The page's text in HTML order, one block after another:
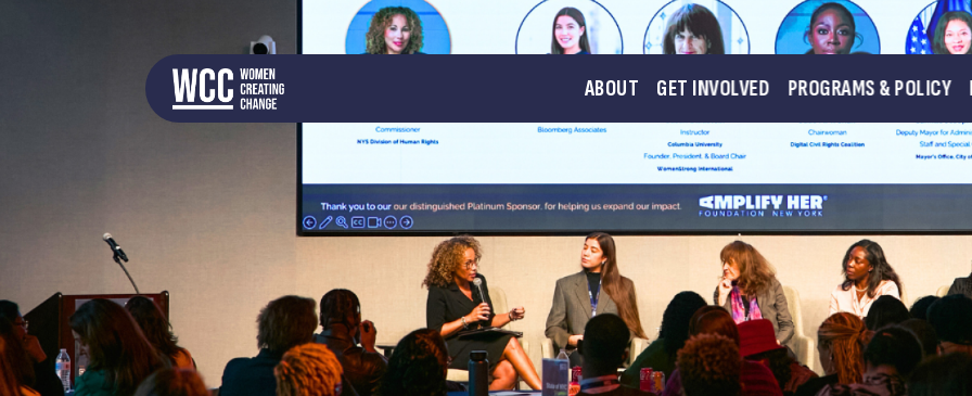
ABOUT GET INVOLVED PROGRAMS & POLICY